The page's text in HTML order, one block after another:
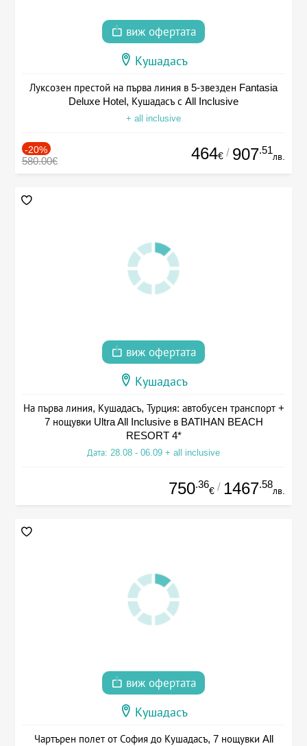
виж офертата
Кушадасъ
Луксозен престой на първа линия в 5-звезден Fantasia
Deluxe Hotel, Кушадасъ с All Inclusive
+ all inclusive
-20%
580.00€ 464€ / 907.51
лв.
виж офертата
Кушадасъ
На първа линия, Кушадасъ, Турция: автобусен транспорт +
7 нощувки Ultra All Inclusive в BATIHAN BEACH
RESORT 4*
Дата: 28.08 - 06.09 + all inclusive
750.36
€ / 1467.58
лв.
виж офертата
Кушадасъ
Чартърен полет от София до Кушадасъ, 7 нощувки All